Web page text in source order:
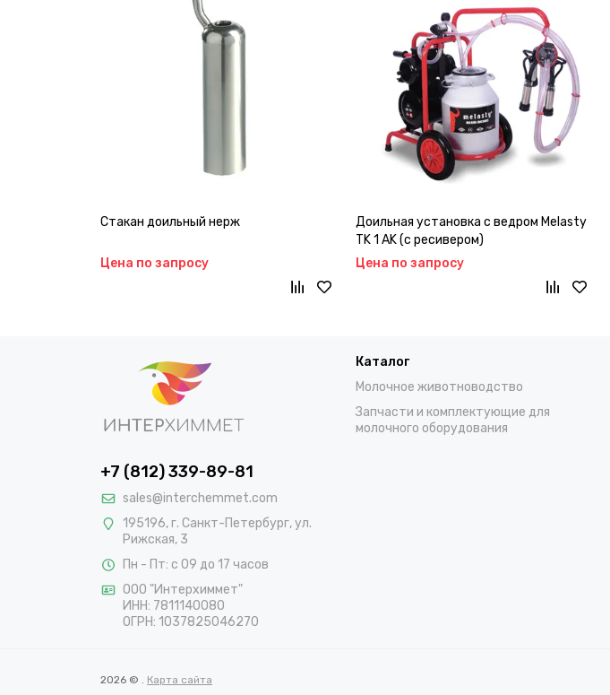
Стакан доильный нерж
Цена по запросу
Доильная установка с ведром Melasty
TK 1 AK (с ресивером)
Цена по запросу
+7 (812) 339-89-81
sales@interchemmet.com
195196, г. Санкт-Петербург, ул.
Рижская, 3
Пн - Пт: с 09 до 17 часов
ООО "Интерхиммет"
ИНН: 7811140080
ОГРН: 1037825046270
Каталог
Молочное животноводство
Запчасти и комплектующие для
молочного оборудования
2026 © . Карта сайта